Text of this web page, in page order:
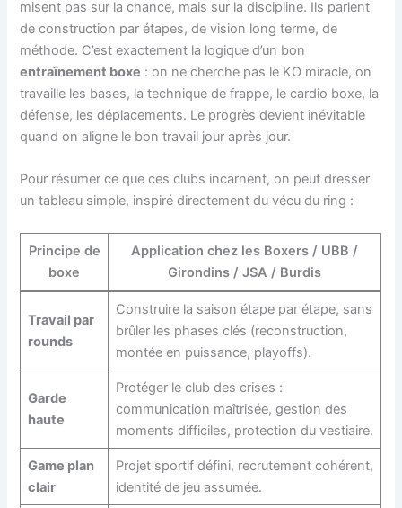
misent pas sur la chance, mais sur la discipline. Ils parlent
de construction par étapes, de vision long terme, de
méthode. C’est exactement la logique d’un bon
entraînement boxe : on ne cherche pas le KO miracle, on
travaille les bases, la technique de frappe, le cardio boxe, la
défense, les déplacements. Le progrès devient inévitable
quand on aligne le bon travail jour après jour.
Pour résumer ce que ces clubs incarnent, on peut dresser
un tableau simple, inspiré directement du vécu du ring :
Principe de
boxe
Application chez les Boxers / UBB /
Girondins / JSA / Burdis
Travail par
rounds
Construire la saison étape par étape, sans
brûler les phases clés (reconstruction,
montée en puissance, playoffs).
Garde
haute
Protéger le club des crises :
communication maîtrisée, gestion des
moments difficiles, protection du vestiaire.
Game plan
clair
Projet sportif défini, recrutement cohérent,
identité de jeu assumée.